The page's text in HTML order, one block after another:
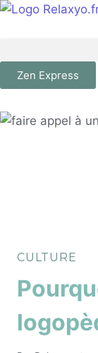
Zen Express
CULTURE